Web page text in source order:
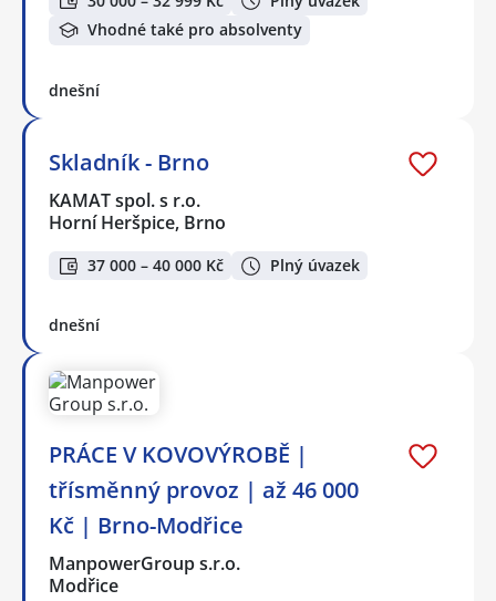
Vhodné také pro absolventy
dnešní
Skladník - Brno
KAMAT spol. s r.o.
Horní Heršpice, Brno
37 000 – 40 000 Kč Plný úvazek
dnešní
PRÁCE V KOVOVÝROBĚ |
třísměnný provoz | až 46 000
Kč | Brno-Modřice
ManpowerGroup s.r.o.
Modřice